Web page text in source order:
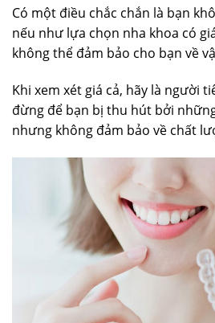
Có một điều chắc chắn là bạn
nếu như lựa chọn nha khoa có
không thể đảm bảo cho bạn về
Khi xem xét giá cả, hãy là người
đừng để bạn bị thu hút bởi
nhưng không đảm bảo về chất